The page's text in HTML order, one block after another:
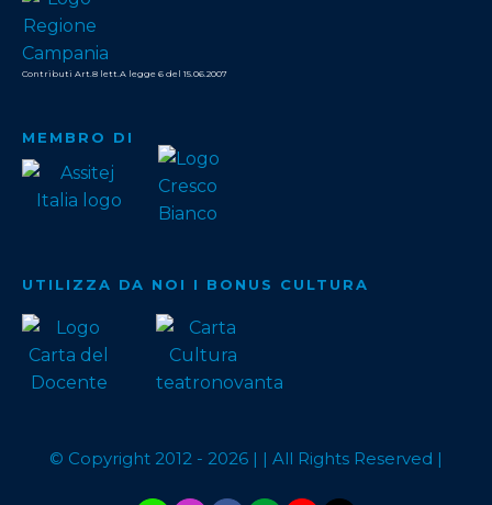
Contributi Art.8 lett.A legge 6 del 15.06.2007
MEMBRO DI
UTILIZZA DA NOI I BONUS CULTURA
© Copyright 2012 - 2026 | | All Rights Reserved |